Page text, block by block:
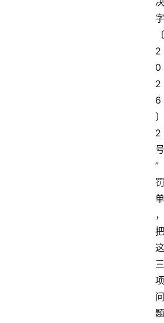
字
〔
2
0
2
6
〕
2
号
”
罚
单
，
把
这
三
项
问
题